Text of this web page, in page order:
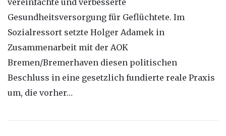
Gesundheitsversorgung für Geflüchtete. Im
Sozialressort setzte Holger Adamek in
Zusammenarbeit mit der AOK
Bremen/Bremerhaven diesen politischen
Beschluss in eine gesetzlich fundierte reale Praxis
um, die vorher…